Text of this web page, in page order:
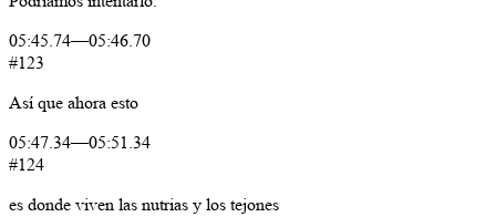
05:45.74—05:46.70
#123
Así que ahora esto
05:47.34—05:51.34
#124
es donde viven las nutrias y los tejones